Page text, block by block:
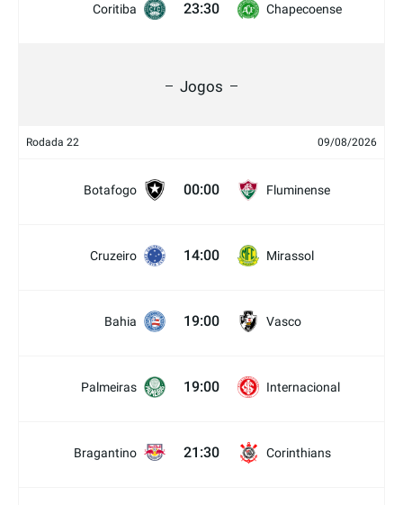
Coritiba 23:30 Chapecoense
Jogos
Rodada 22 09/08/2026
Botafogo 00:00 Fluminense
Cruzeiro 14:00 Mirassol
Bahia 19:00 Vasco
Palmeiras 19:00 Internacional
Bragantino 21:30 Corinthians